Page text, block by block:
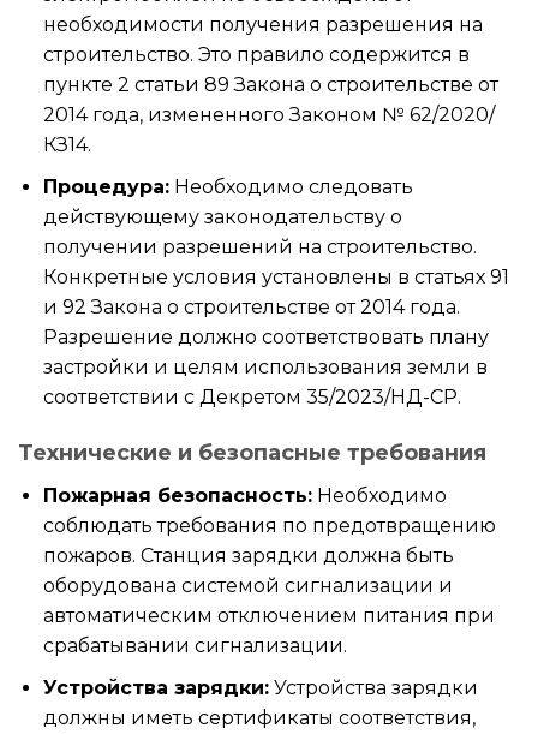
необходимости получения разрешения на
строительство. Это правило содержится в
пункте 2 статьи 89 Закона о строительстве от
2014 года, измененного Законом № 62/2020/
КЗ14.
Процедура:Необходимо следовать
действующему законодательству о
получении разрешений на строительство.
Конкретные условия установлены в статьях 91
и 92 Закона о строительстве от 2014 года.
Разрешение должно соответствовать плану
застройки и целям использования земли в
соответствии с Декретом 35/2023/НД-CP.
Технические и безопасные требования
Пожарная безопасность:Необходимо
соблюдать требования по предотвращению
пожаров. Станция зарядки должна быть
оборудована системой сигнализации и
автоматическим отключением питания при
срабатывании сигнализации.
Устройства зарядки:Устройства зарядки
должны иметь сертификаты соответствия,